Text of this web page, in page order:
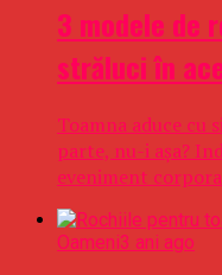
3 modele de
străluci în
Toamna aduce cu
parte, nu-i aşa?
eveniment
Oameni3 ani ago